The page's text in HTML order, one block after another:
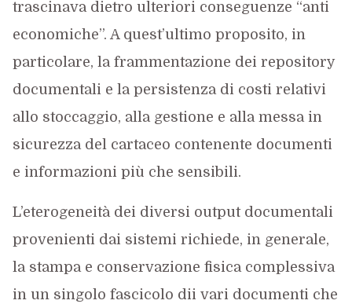
trascinava dietro ulteriori conseguenze “anti
economiche”. A quest’ultimo proposito, in
particolare, la frammentazione dei repository
documentali e la persistenza di costi relativi
allo stoccaggio, alla gestione e alla messa in
sicurezza del cartaceo contenente documenti
e informazioni più che sensibili.
L’eterogeneità dei diversi output documentali
provenienti dai sistemi richiede, in generale,
la stampa e conservazione fisica complessiva
in un singolo fascicolo dii vari documenti che